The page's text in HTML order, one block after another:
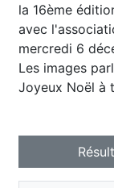
la 16ème
avec
mercredi 6
Les images
Joyeux Noël à